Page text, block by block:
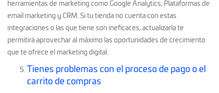
herramientas de marketing como Google Analytics, Plataformas de
email marketing y CRM. Si tu tienda no cuenta con estas
integraciones o las que tiene son ineficaces, actualizarla te
permitirá aprovechar al máximo las oportunidades de crecimiento
que te ofrece el marketing digital.
Tienes problemas con el proceso de pago o el
carrito de compras